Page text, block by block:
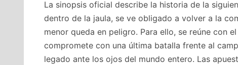
La sinopsis oficial describe la historia de la
dentro de la jaula, se ve obligado a volver a la
menor queda en peligro. Para ello, se reúne con
compromete con una última batalla frente al
legado ante los ojos del mundo entero. Las